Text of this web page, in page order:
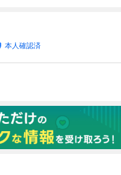
本人確認済